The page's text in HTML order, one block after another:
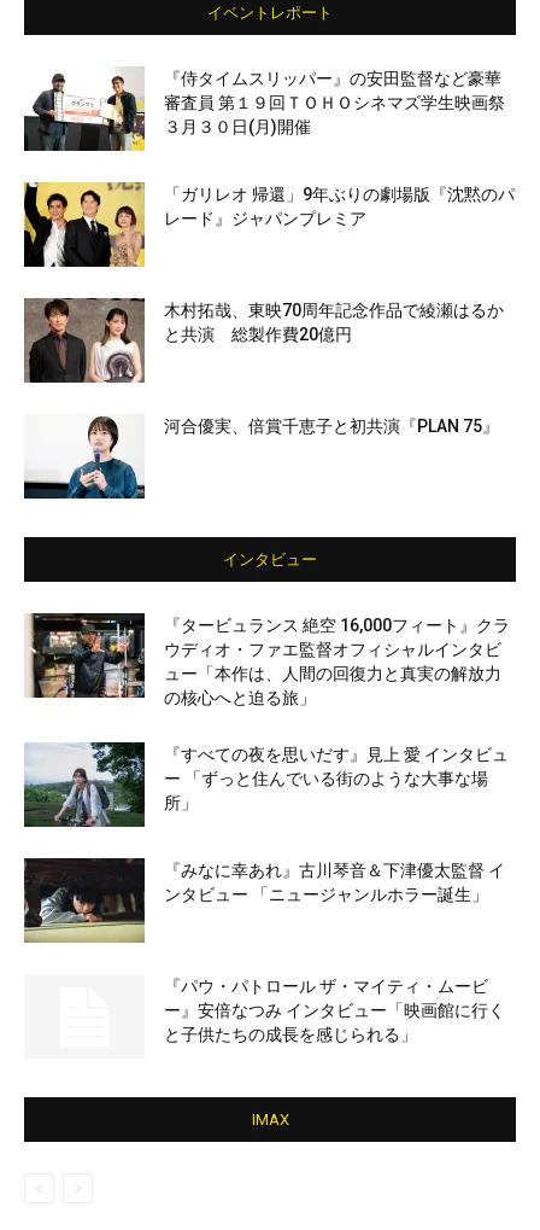
イベントレポート
『侍タイムスリッパー』の安田監督など豪華
審査員 第１９回ＴＯＨＯシネマズ学生映画祭
３月３０日(月)開催
「ガリレオ 帰還」9年ぶりの劇場版『沈黙のパ
レード』ジャパンプレミア
木村拓哉、東映70周年記念作品で綾瀬はるか
と共演 総製作費20億円
河合優実、倍賞千恵子と初共演『PLAN 75』
インタビュー
『タービュランス 絶空 16,000フィート』クラ
ウディオ・ファエ監督オフィシャルインタビ
ュー「本作は、人間の回復力と真実の解放力
の核心へと迫る旅」
『すべての夜を思いだす』見上 愛 インタビュ
ー 「ずっと住んでいる街のような大事な場
所」
『みなに幸あれ』古川琴音＆下津優太監督 イ
ンタビュー 「ニュージャンルホラー誕生」
『パウ・パトロール ザ・マイティ・ムービ
ー』安倍なつみ インタビュー「映画館に行く
と子供たちの成長を感じられる」
IMAX